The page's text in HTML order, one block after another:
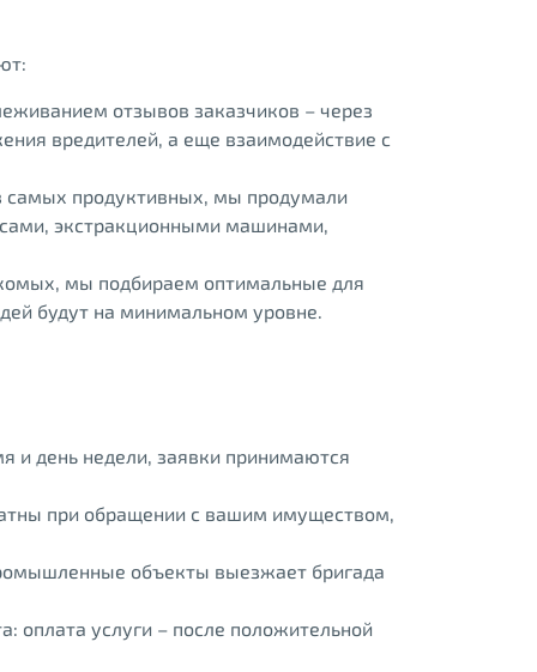
отзывов заказчиков – через
вредителей, а еще взаимодействие с
продуктивных, мы продумали
экстракционными машинами,
мы подбираем оптимальные для
будут на минимальном уровне.
и день недели, заявки принимаются
при обращении с вашим имуществом,
объекты выезжает бригада
оплата услуги – после положительной